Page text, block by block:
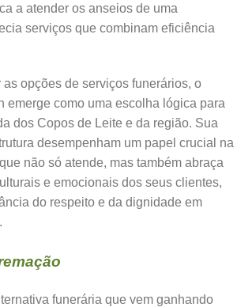
a atender os anseios de uma
serviços que combinam eficiência
opções de serviços funerários, o
emerge como uma escolha lógica para
dos Copos de Leite e da região. Sua
desempenham um papel crucial na
não só atende, mas também abraça
e emocionais dos seus clientes,
do respeito e da dignidade em
funerária que vem ganhando